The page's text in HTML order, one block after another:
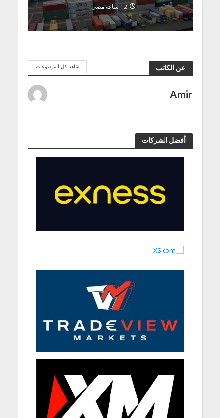
12 ساعة مضى
عن الكاتب شاهد كل الموضوعات
Amir
أفضل الشركات